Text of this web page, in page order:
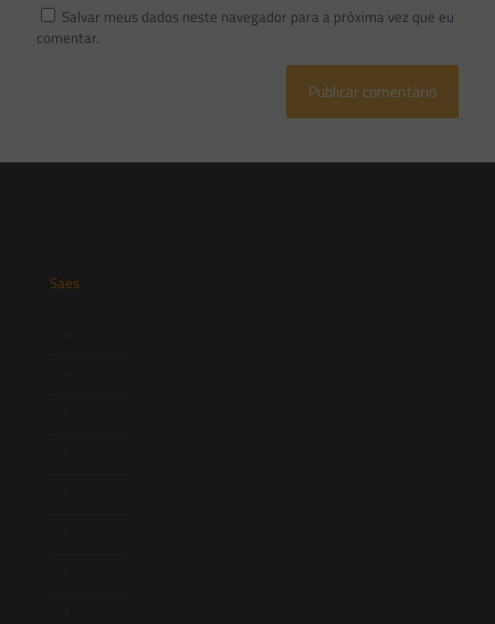
Salvar meus dados neste navegador para a próxima vez que eu
comentar.
Saes